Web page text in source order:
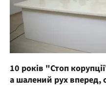
10 років "Стоп
а шалений рух вперед,